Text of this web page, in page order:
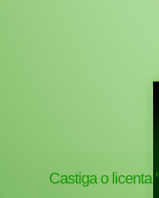
Castiga o licenta